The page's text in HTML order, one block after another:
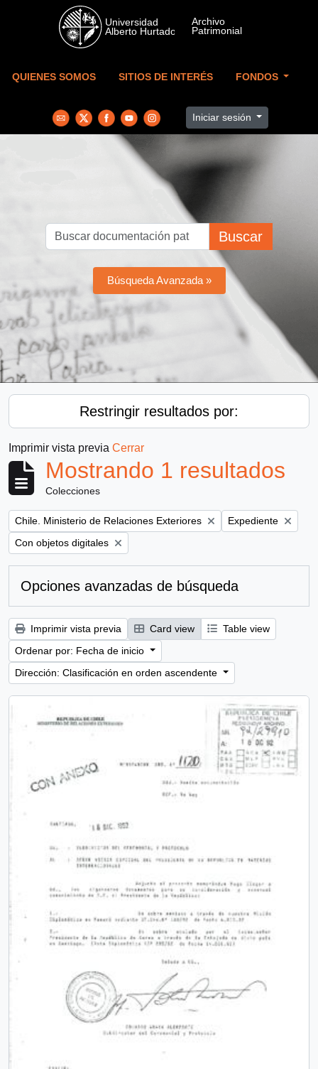
Skip to main content
QUIENES SOMOS SITIOS DE INTERÉS FONDOS
Iniciar sesión
Buscar
Búsqueda Avanzada »
Restringir resultados por:
Imprimir vista previa Cerrar
Mostrando 1 resultados
Colecciones
Remove filter:
Chile. Ministerio de Relaciones Exteriores Remove filter:
Expediente
Remove filter:
Con objetos digitales
Opciones avanzadas de búsqueda
Imprimir vista previa Card view
Table view
Ordenar por: Fecha de inicio
Dirección: Clasificación en orden ascendente